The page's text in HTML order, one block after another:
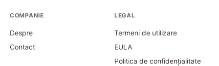
COMPANIE
Despre
Contact
LEGAL
Termeni de utilizare
EULA
Politica de confidențialitate